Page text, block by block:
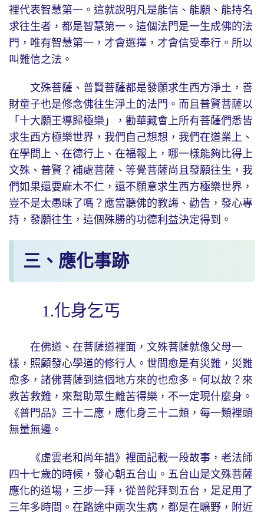
裡代表智慧第一。這就說明凡是能信、能願、能持名
求往生者，都是智慧第一。這個法門是一生成佛的法
門，唯有智慧第一，才會選擇，才會信受奉行。所以
叫難信之法。
文殊菩薩、普賢菩薩都是發願求生西方淨土，善
財童子也是修念佛往生淨土的法門。而且普賢菩薩以
「十大願王導歸極樂」，勸華藏會上所有菩薩們悉皆
求生西方極樂世界，我們自己想想，我們在道業上、
在學問上、在德行上、在福報上，哪一樣能夠比得上
文殊、普賢？補處菩薩、等覺菩薩尚且發願往生，我
們如果還要麻木不仁，還不願意求生西方極樂世界，
豈不是太愚昧了嗎？應當聽佛的教誨、勸告，發心專
持，發願往生，這個殊勝的功德利益決定得到。
三、應化事跡
1.化身乞丐
在佛道、在菩薩道裡面，文殊菩薩就像父母一
樣，照顧發心學道的修行人。世間愈是有災難，災難
愈多，諸佛菩薩到這個地方來的也愈多。何以故？來
救苦救難，來幫助眾生離苦得樂，不一定現什麼身。
《普門品》三十二應，應化身三十二類，每一類裡頭
無量無邊。
《虛雲老和尚年譜》裡面記載一段故事，老法師
四十七歲的時候，發心朝五台山。五台山是文殊菩薩
應化的道場，三步一拜，從普陀拜到五台，足足用了
三年多時間。在路途中兩次生病，都是在曠野，附近